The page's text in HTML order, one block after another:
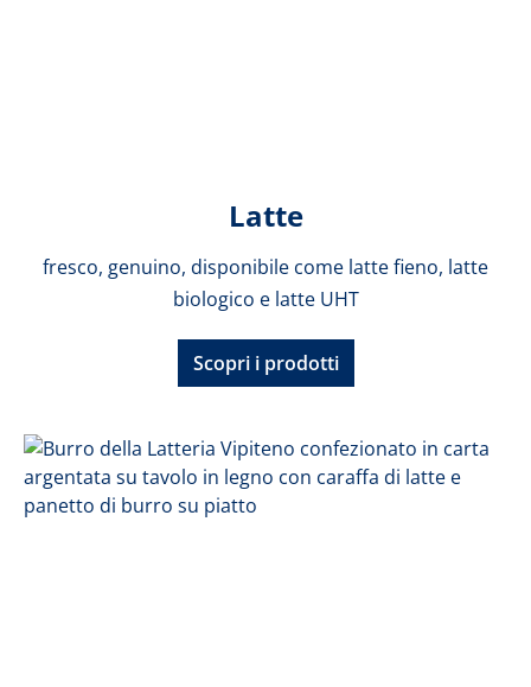
Latte
fresco, genuino, disponibile come latte fieno, latte
biologico e latte UHT
Scopri i prodotti